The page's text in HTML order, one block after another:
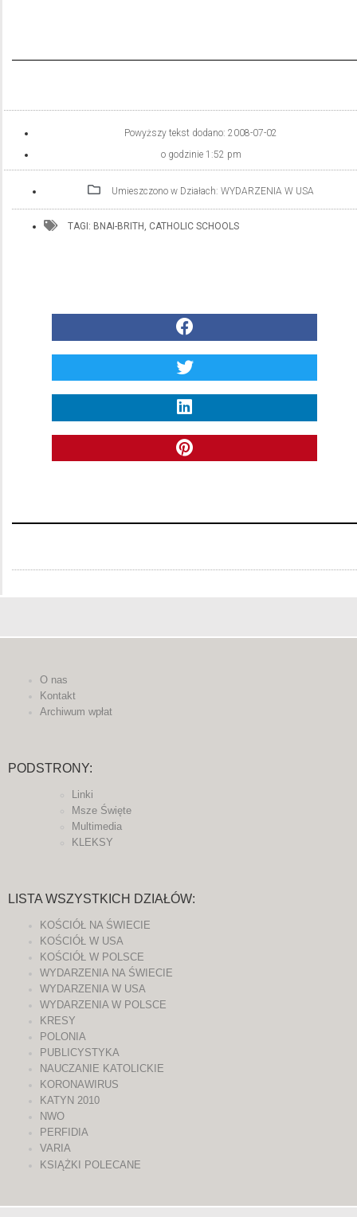
Powyższy tekst dodano: 2008-07-02
o godzinie 1:52 pm
Umieszczono w Działach: WYDARZENIA W USA
TAGI: BNAI-BRITH , CATHOLIC SCHOOLS
O nas
Kontakt
Archiwum wpłat
PODSTRONY:
Linki
Msze Święte
Multimedia
KLEKSY
LISTA WSZYSTKICH DZIAŁÓW:
KOŚCIÓŁ NA ŚWIECIE
KOŚCIÓŁ W USA
KOŚCIÓŁ W POLSCE
WYDARZENIA NA ŚWIECIE
WYDARZENIA W USA
WYDARZENIA W POLSCE
KRESY
POLONIA
PUBLICYSTYKA
NAUCZANIE KATOLICKIE
KORONAWIRUS
KATYN 2010
NWO
PERFIDIA
VARIA
KSIĄŻKI POLECANE